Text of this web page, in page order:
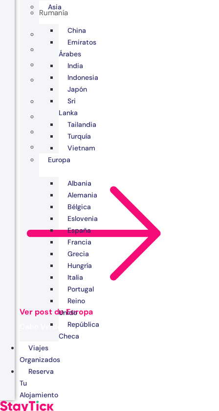
Rumanía
Ver post de Europa
Cabo Verde
Egipto
Kenia
Marruecos
Zanzíbar
Asia
China
Emiratos
Árabes
India
Indonesia
Japón
Sri
Lanka
Tailandia
Turquía
Vietnam
Europa
Albania
Alemania
Bélgica
Eslovenia
España
Francia
Grecia
Hungría
Italia
Portugal
Reino
Unido
República
Checa
Viajes
Organizados
Reserva
Tu
Alojamiento